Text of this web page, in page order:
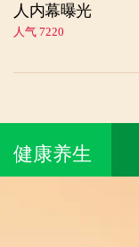
人内幕曝光
人气 7220
健康养生